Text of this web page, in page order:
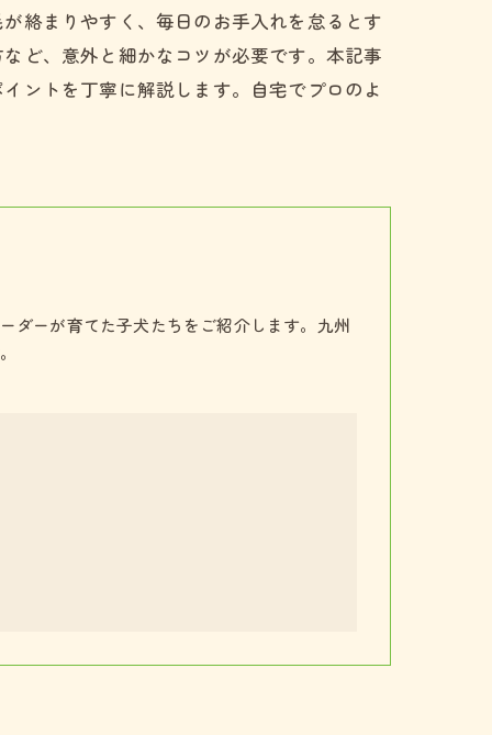
絡まりやすく、毎日のお手入れを怠るとす
ど、意外と細かなコツが必要です。本記事
ントを丁寧に解説します。自宅でプロのよ
ダーが育てた子犬たちをご紹介します。九州